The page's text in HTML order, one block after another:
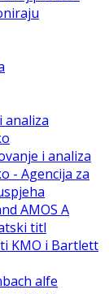
analiza
i analiza
- Agencija za
AMOS A
titl
KMO i Bartlett
alfe